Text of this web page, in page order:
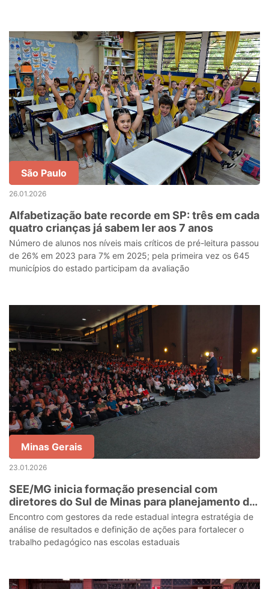
São Paulo
26.01.2026
Alfabetização bate recorde em SP: três em cada
quatro crianças já sabem ler aos 7 anos
Número de alunos nos níveis mais críticos de pré-leitura passou
de 26% em 2023 para 7% em 2025; pela primeira vez os 645
municípios do estado participam da avaliação
Minas Gerais
23.01.2026
SEE/MG inicia formação presencial com
diretores do Sul de Minas para planejamento do
ano letivo de 2026
Encontro com gestores da rede estadual integra estratégia de
análise de resultados e definição de ações para fortalecer o
trabalho pedagógico nas escolas estaduais